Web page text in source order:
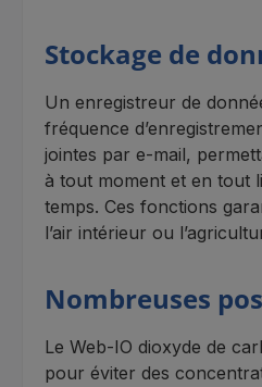
Stockage de
Un enregistreur de
fréquence
jointes par e-mail,
à tout moment et en tout
temps. Ces fonctions
l’air intérieur ou
Nombreuses
Le Web-IO dioxyde de
pour éviter des